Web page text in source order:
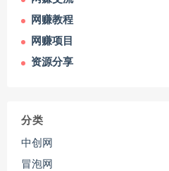
网赚教程
网赚项目
资源分享
分类
中创网
冒泡网